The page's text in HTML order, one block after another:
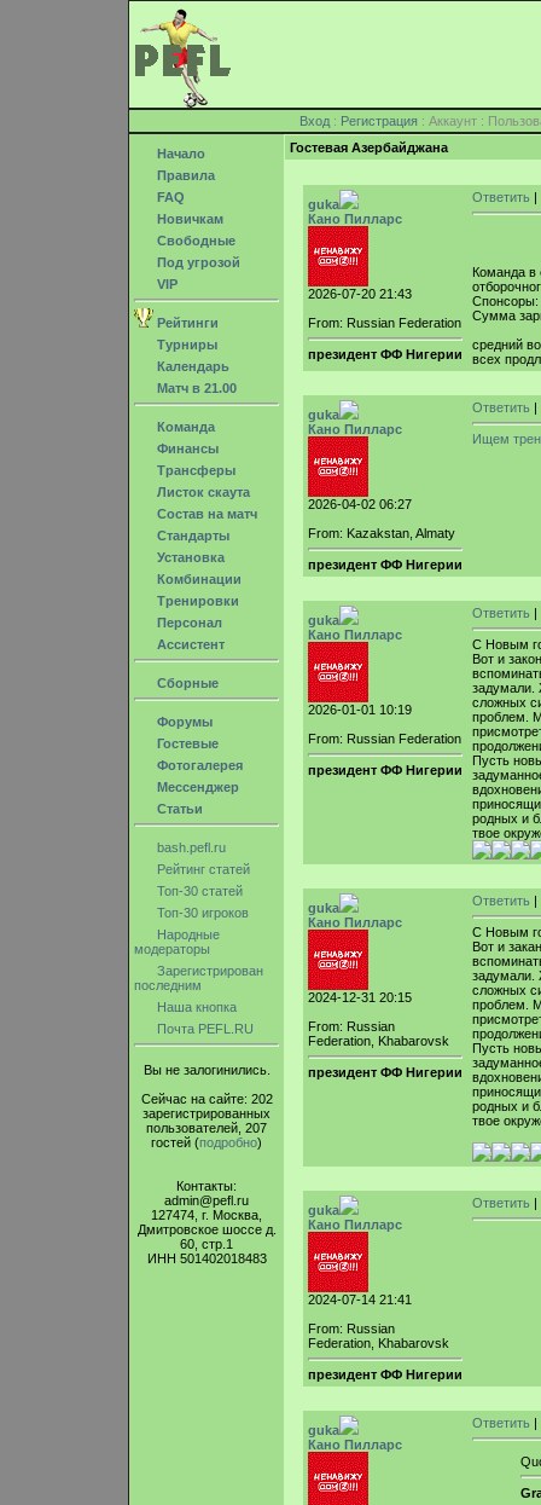
Вход : Регистрация : Аккаунт :
Начало
Правила
FAQ
Новичкам
Свободные
Под угрозой
VIP
Рейтинги
Турниры
Календарь
Матч в 21.00
Команда
Финансы
Трансферы
Листок скаута
Состав на матч
Стандарты
Установка
Комбинации
Тренировки
Персонал
Ассистент
Сборные
Форумы
Гостевые
Фотогалерея
Мессенджер
Статьи
bash.pefl.ru
Рейтинг статей
Топ-30 статей
Топ-30 игроков
Народные
модераторы
Зарегистрирован
последним
Наша кнопка
Почта PEFL.RU
Вы не залогинились.
Сейчас на сайте: 202
зарегистрированных
пользователей, 207
гостей (подробно)
Контакты:
admin@pefl.ru
127474, г. Москва,
Дмитровское шоссе д.
60, стр.1
ИНН 501402018483
Гостевая Азербайджана
guka
Кано Пилларс
2026-07-20 21:43
From: Russian Federation
президент ФФ Нигерии
Ответить |
Команда в
Спонсоры:
Сумма
средний
всех
guka
Кано Пилларс
2026-04-02 06:27
From: Kazakstan, Almaty
президент ФФ Нигерии
Ответить |
Ищем
guka
Кано Пилларс
2026-01-01 10:19
From: Russian Federation
президент ФФ Нигерии
Ответить |
С Новым
Вот и
задумали.
сложных
проблем.
Пусть
родных и
твое
guka
Кано Пилларс
2024-12-31 20:15
From: Russian
Federation, Khabarovsk
президент ФФ Нигерии
Ответить |
С Новым
Вот и
задумали.
сложных
проблем.
Пусть
родных и
твое
guka
Кано Пилларс
2024-07-14 21:41
From: Russian
Federation, Khabarovsk
президент ФФ Нигерии
Ответить |
guka
Кано Пилларс
Ответить |